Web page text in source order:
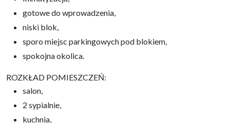
gotowe do wprowadzenia,
niski blok,
sporo miejsc parkingowych pod blokiem,
spokojna okolica.
ROZKŁAD POMIESZCZEŃ:
salon,
2 sypialnie,
kuchnia,